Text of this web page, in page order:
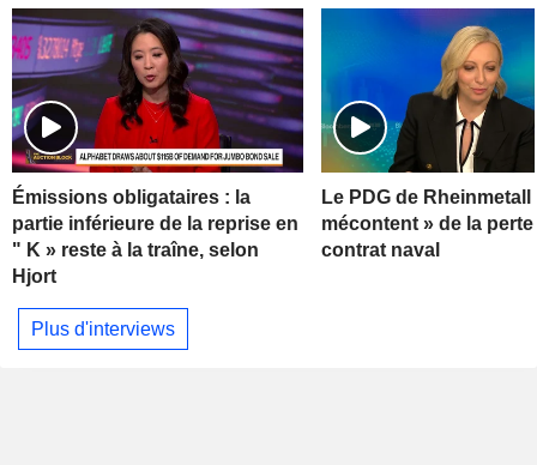
Émissions obligataires : la
partie inférieure de la reprise en
" K » reste à la traîne, selon
Hjort
Le PDG de
mécontent » de la
contrat naval
Plus d'interviews